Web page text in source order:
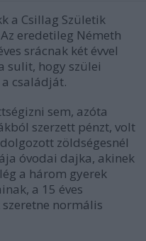
a Csillag Születik
eredetileg Németh
srácnak két évvel
sulit, hogy szülei
családját.
sem, azóta
szerzett pénzt, volt
zöldségesnél
óvodai dajka, akinek
a három gyerek
a 15 éves
normális